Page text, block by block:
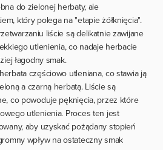
do zielonej herbaty, ale
który polega na "etapie żółknięcia".
liście są delikatnie zawijane
utlenienia, co nadaje herbacie
łagodny smak.
częściowo utleniana, co stawia ją
a czarną herbatą. Liście są
co powoduje pęknięcia, przez które
utlenienia. Proces ten jest
aby uzyskać pożądany stopień
wpływ na ostateczny smak